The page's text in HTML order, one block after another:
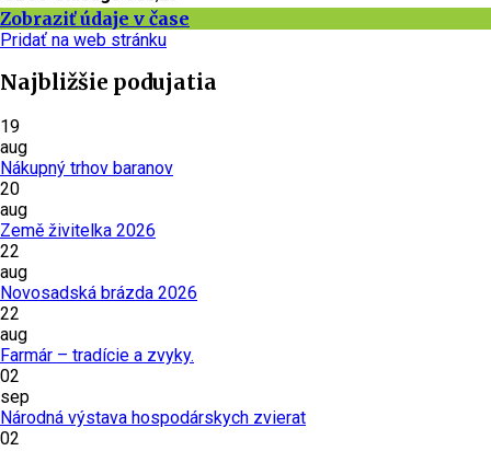
Zobraziť údaje v čase
Pridať na web stránku
Najbližšie podujatia
19
aug
Nákupný trhov baranov
20
aug
Země živitelka 2026
22
aug
Novosadská brázda 2026
22
aug
Farmár – tradície a zvyky.
02
sep
Národná výstava hospodárskych zvierat
02